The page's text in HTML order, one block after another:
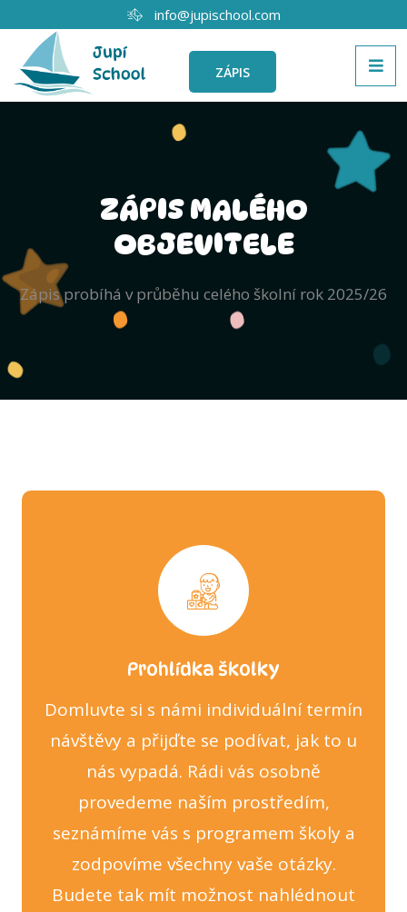
info@jupischool.com
ZÁPIS
ZÁPIS MALÉHO
OBJEVITELE
Zápis probíhá v průběhu celého školní rok 2025/26
Prohlídka školky
Domluvte si s námi individuální termín
návštěvy a přijďte se podívat, jak to u
nás vypadá. Rádi vás osobně
provedeme naším prostředím,
seznámíme vás s programem školy a
zodpovíme všechny vaše otázky.
Budete tak mít možnost nahlédnout